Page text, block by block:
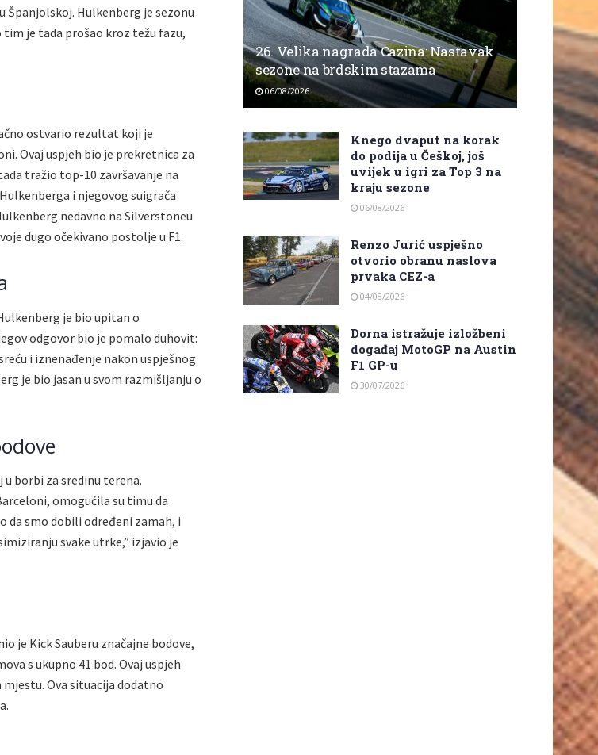
Španjolskoj. Hulkenberg je sezonu
je tada prošao kroz težu fazu,
ostvario rezultat koji je
Ovaj uspjeh bio je prekretnica za
tražio top-10 završavanje na
i njegovog suigrača
nedavno na Silverstoneu
dugo očekivano postolje u F1.
je bio upitan o
odgovor bio je pomalo duhovit:
i iznenađenje nakon uspješnog
je bio jasan u svom razmišljanju o
borbi za sredinu terena.
omogućila su timu da
da smo dobili određeni zamah, i
svake utrke,” izjavio je
je Kick Sauberu značajne bodove,
s ukupno 41 bod. Ovaj uspjeh
Ova situacija dodatno
26. Velika nagrada Cazina: Nastavak
sezone na brdskim stazama
06/08/2026
Knego dvaput na korak
do podija u Češkoj, još
uvijek u igri za Top 3 na
kraju sezone
06/08/2026
Renzo Jurić uspješno
otvorio obranu naslova
prvaka CEZ-a
04/08/2026
Dorna istražuje izložbeni
događaj MotoGP na Austin
F1 GP-u
30/07/2026